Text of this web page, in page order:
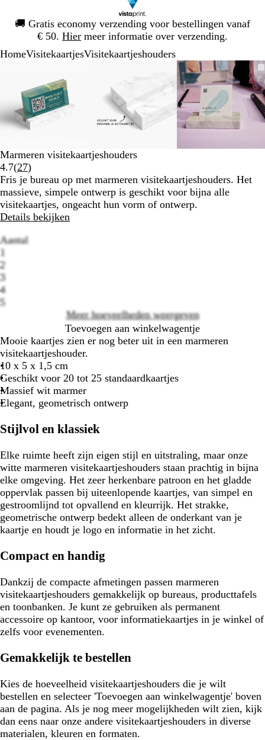
🚚 Gratis economy verzending voor bestellingen vanaf
€ 50. Hier meer informatie over verzending.
1
HomeVisitekaartjesVisitekaartjeshouders
afbeelding
tot
minimum
om
uit
te
vouwen
plus-
en
mintoetsen
om
en
om
te
zwenken
afbeelding
tot
minimum
om
te
vouwen
plus-
mintoetsen
om
te
en
om
te
zwenken
Zoombare
afbeelding
Gezoomd
tot
minimum
Klik
om
uit
te
vouwen
Gebruik
plus-
en
om
te
om
te
Marmeren visitekaartjeshouders
4.7(27Lees
27
klantbeoordelingen
)
Fris je bureau op met marmeren visitekaartjeshouders. Het
massieve, simpele ontwerp is geschikt voor bijna alle
visitekaartjes, ongeacht hun vorm of ontwerp.
Details bekijken
Aantal
1
2
3
4
5
Meer hoeveelheden weergeven
Toevoegen aan winkelwagentje
Mooie kaartjes zien er nog beter uit in een marmeren
visitekaartjeshouder.
10 x 5 x 1,5 cm
Geschikt voor 20 tot 25 standaardkaartjes
Massief wit marmer
Elegant, geometrisch ontwerp
Stijlvol en klassiek
Elke ruimte heeft zijn eigen stijl en uitstraling, maar onze
witte marmeren visitekaartjeshouders staan prachtig in bijna
elke omgeving. Het zeer herkenbare patroon en het gladde
oppervlak passen bij uiteenlopende kaartjes, van simpel en
gestroomlijnd tot opvallend en kleurrijk. Het strakke,
geometrische ontwerp bedekt alleen de onderkant van je
kaartje en houdt je logo en informatie in het zicht.
Compact en handig
Dankzij de compacte afmetingen passen marmeren
visitekaartjeshouders gemakkelijk op bureaus, producttafels
en toonbanken. Je kunt ze gebruiken als permanent
accessoire op kantoor, voor informatiekaartjes in je winkel of
zelfs voor evenementen.
Gemakkelijk te bestellen
Kies de hoeveelheid visitekaartjeshouders die je wilt
bestellen en selecteer 'Toevoegen aan winkelwagentje' boven
aan de pagina. Als je nog meer mogelijkheden wilt zien, kijk
dan eens naar onze andere visitekaartjeshouders in diverse
materialen, kleuren en formaten.